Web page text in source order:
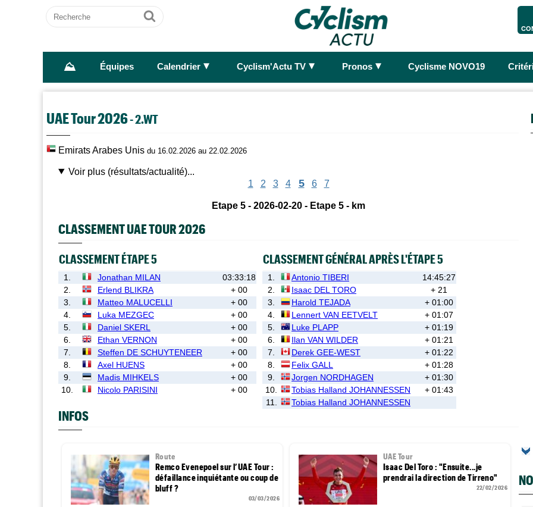
Recherche
Ok
⛰ Équipes Calendrier ► Cyclism'Actu TV ► Pronos ► Cyclisme NOVO19
UAE Tour 2026- 2.WT
Emirats Arabes Unis du 16.02.2026 au 22.02.2026
Voir plus (résultats/actualité)...
1
2 3 4 5 6 7
Etape 5 - 2026-02-20 - Etape 5 - km
CLASSEMENT UAE TOUR 2026
CLASSEMENT ÉTAPE 5
1. Jonathan MILAN
03:33:18
2.
Erlend BLIKRA
+ 00
3.
Matteo MALUCELLI
+ 00
4.
Luka MEZGEC
+ 00
5.
Daniel SKERL
+ 00
6.
Ethan VERNON
+ 00
7.
Steffen DE SCHUYTENEER
+ 00
8.
Axel HUENS
+ 00
9.
Madis MIHKELS
+ 00
10.
Nicolo PARISINI + 00
CLASSEMENT GÉNÉRAL APRÈS L'ÉTAPE 5
1. Antonio TIBERI
14:45:27
2.
Isaac DEL TORO
+ 21
3.
Harold TEJADA
+ 01:00
4.
Lennert VAN EETVELT
+ 01:07
5.
Luke PLAPP
+ 01:19
6.
Ilan VAN WILDER
+ 01:21
7.
Derek GEE-WEST
+ 01:22
8.
Felix GALL
+ 01:28
9.
Jorgen NORDHAGEN
+ 01:30
10.
Tobias Halland JOHANNESSEN
+ 01:43
11.
Tobias Halland JOHANNESSEN
INFOS
Route
Remco Evenepoel sur l’UAE Tour :
défaillance inquiétante ou coup de
bluff ?
03/03/2026
UAE Tour
Isaac Del Toro : "Ensuite...je
prendrai la direction de Tirreno"
22/02/2026